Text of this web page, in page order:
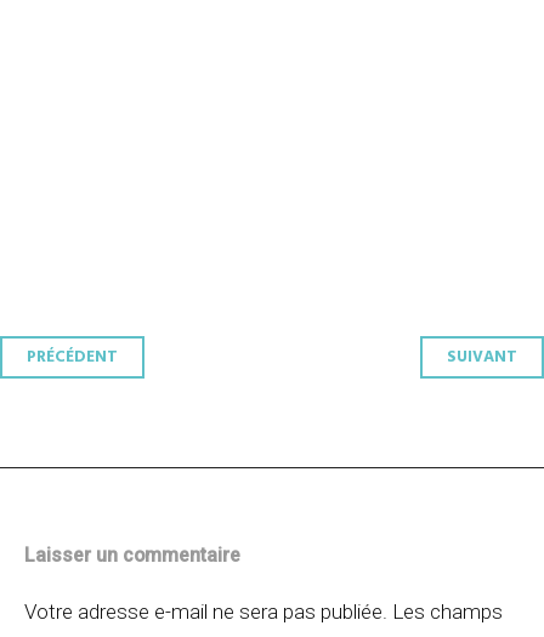
Navigation
PRÉCÉDENT SUIVANT
Laisser un commentaire
Votre adresse e-mail ne sera pas publiée. Les champs